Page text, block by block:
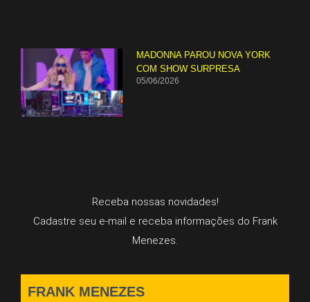
MADONNA PAROU NOVA YORK
COM SHOW SURPRESA
05/06/2026
Receba nossas novidades!
Cadastre seu e-mail e receba informações do Frank
Menezes.
FRANK MENEZES